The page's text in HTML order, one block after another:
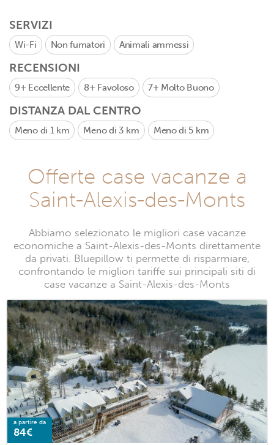
SERVIZI
Wi-Fi Non fumatori Animali ammessi
RECENSIONI
9+ Eccellente 8+ Favoloso 7+ Molto Buono
DISTANZA DAL CENTRO
Meno di 1 km Meno di 3 km Meno di 5 km
Offerte case vacanze a
Saint-Alexis-des-Monts
Abbiamo selezionato le migliori case vacanze
economiche a Saint-Alexis-des-Monts direttamente
da privati. Bluepillow ti permette di risparmiare,
confrontando le migliori tariffe sui principali siti di
case vacanze a Saint-Alexis-des-Monts
a partire da
84€